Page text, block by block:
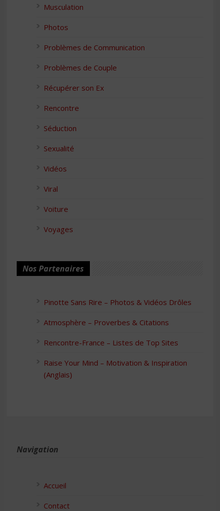
Musculation
Photos
Problèmes de Communication
Problèmes de Couple
Récupérer son Ex
Rencontre
Séduction
Sexualité
Vidéos
Viral
Voiture
Voyages
Nos Partenaires
Pinotte Sans Rire – Photos & Vidéos Drôles
Atmosphère – Proverbes & Citations
Rencontre-France – Listes de Top Sites
Raise Your Mind – Motivation & Inspiration
(Anglais)
Navigation
Accueil
Contact